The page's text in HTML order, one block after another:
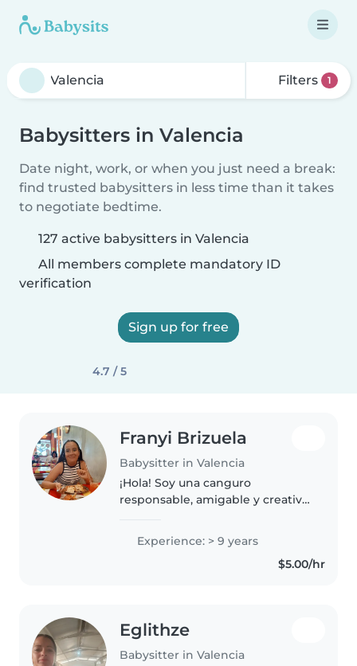
Filters 1
Babysitters in Valencia
Date night, work, or when you just need a break:
find trusted babysitters in less time than it takes
to negotiate bedtime.
127 active babysitters in Valencia
All members complete mandatory ID
verification
Sign up for free
4.7 / 5
Franyi Brizuela
Babysitter in Valencia
¡Hola! Soy una canguro
responsable, amigable y creativa
experiencia cuidando niños de
todas las edades. Me siento
cómoda con mascotas, cocinar,
Experience: > 9 years
$5.00/hr
Eglithze
Babysitter in Valencia